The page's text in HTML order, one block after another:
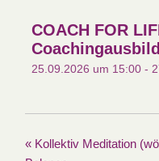
COACH FOR
25.09.2026 um 15:00-
«Kollektiv Meditation